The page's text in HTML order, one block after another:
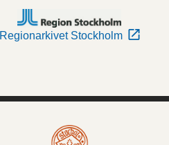
Regionarkivet Stockholm